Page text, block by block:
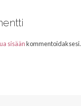
sisäänkommentoidaksesi.